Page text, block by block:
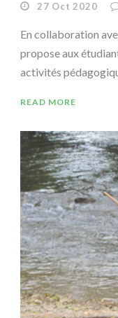
27 Oct 2020
En collaboration
propose aux
activités
READ MORE